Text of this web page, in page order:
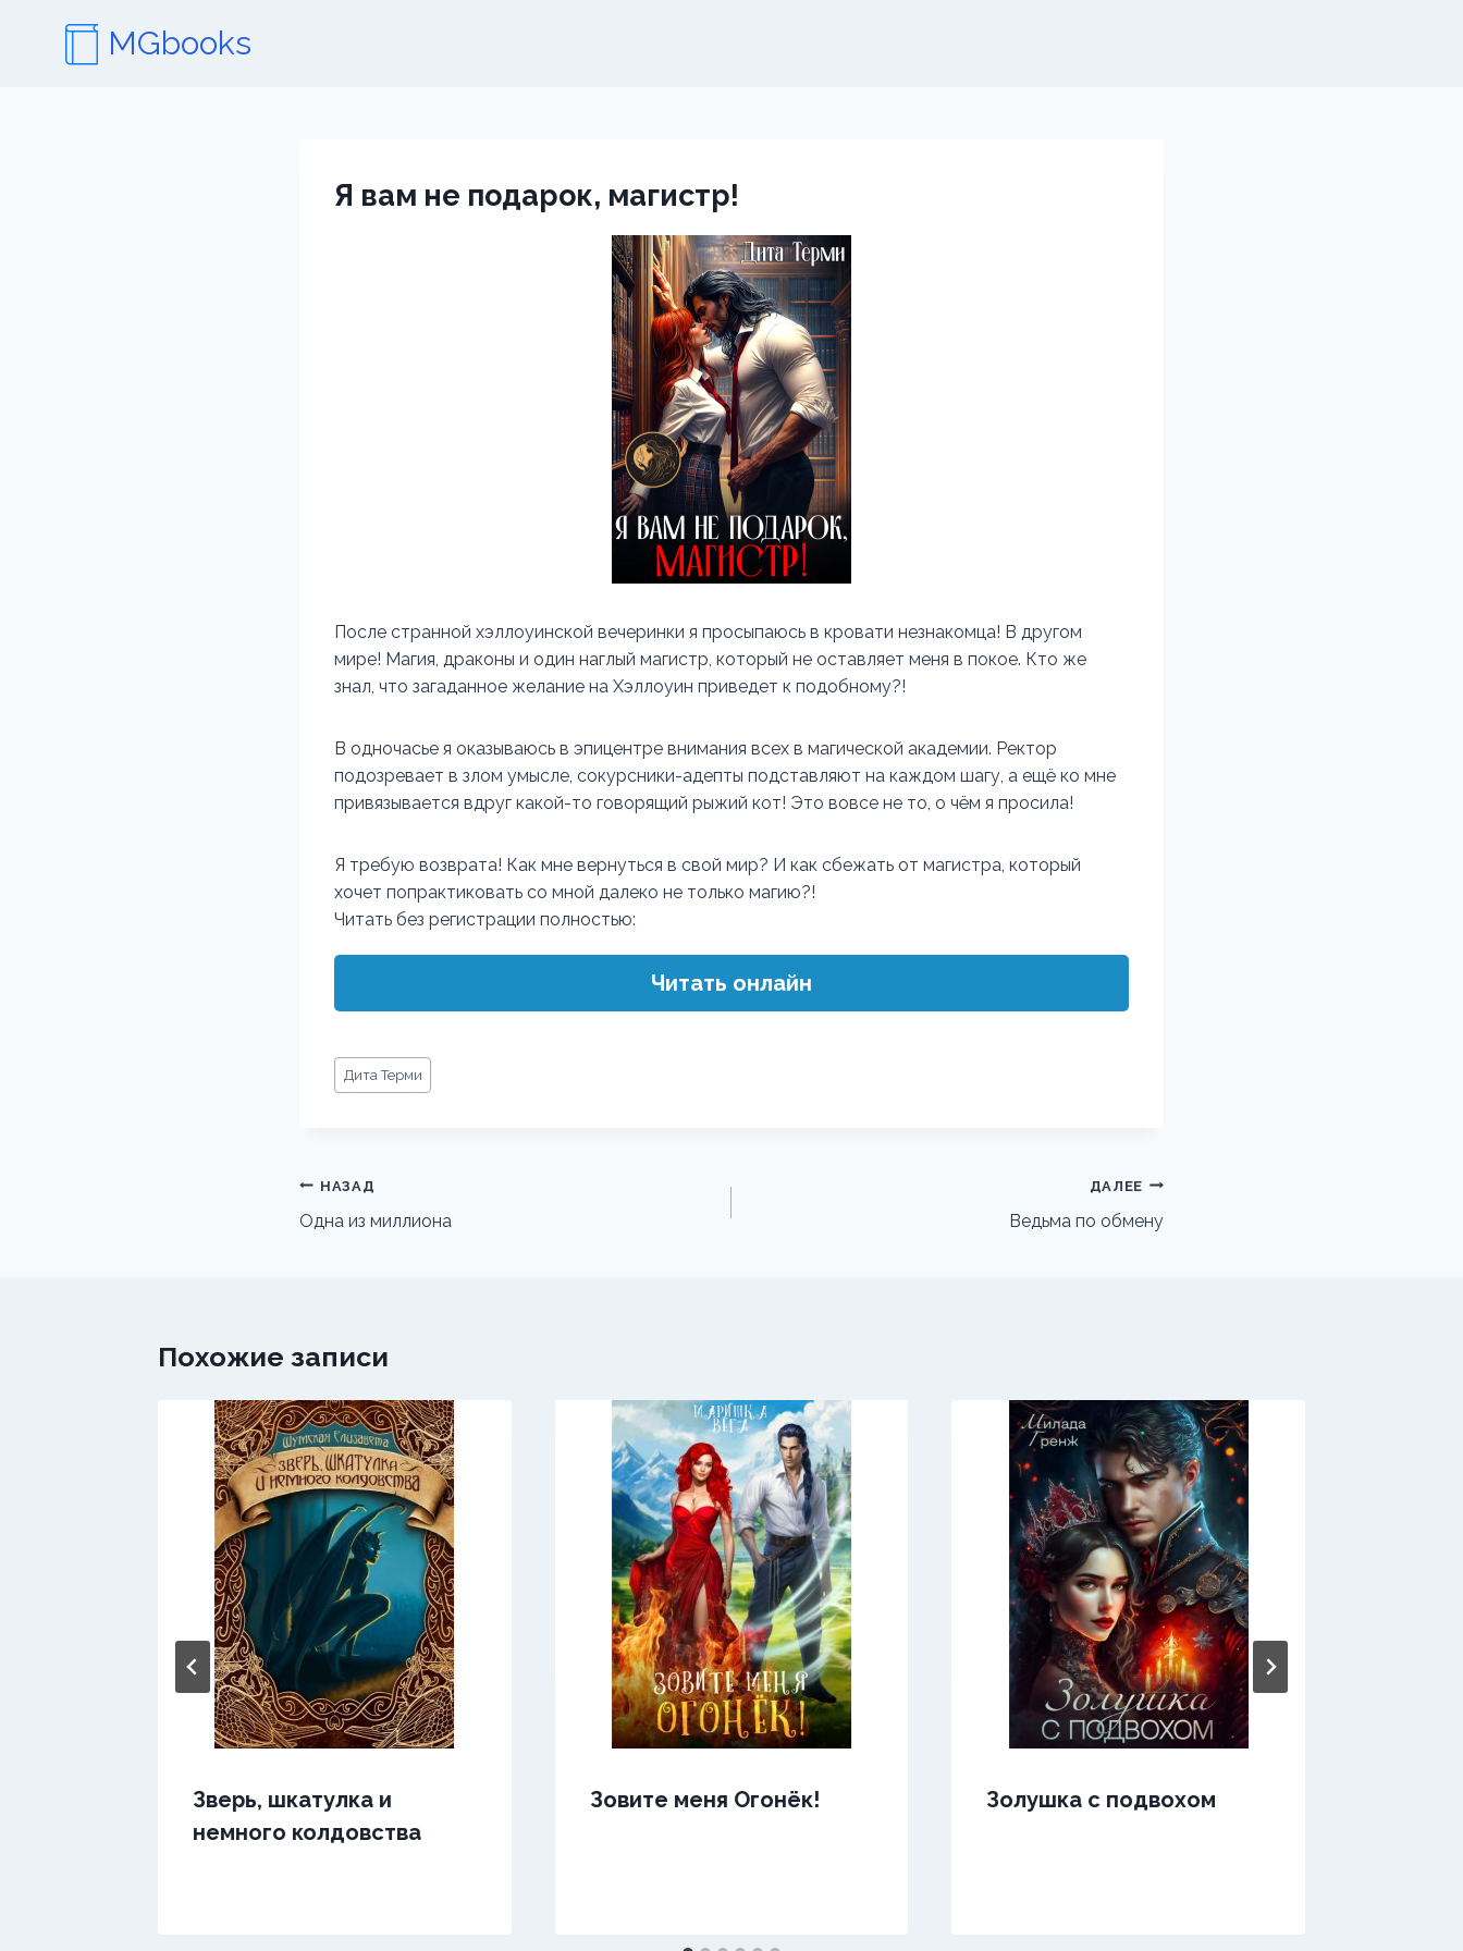
содержимому
MGbooks
Я вам не подарок, магистр!
После странной хэллоуинской вечеринки я просыпаюсь в кровати незнакомца! В другом
мире! Магия, драконы и один наглый магистр, который не оставляет меня в покое. Кто же
знал, что загаданное желание на Хэллоуин приведет к подобному?!
В одночасье я оказываюсь в эпицентре внимания всех в магической академии. Ректор
подозревает в злом умысле, сокурсники-адепты подставляют на каждом шагу, а ещё ко мне
привязывается вдруг какой-то говорящий рыжий кот! Это вовсе не то, о чём я просила!
Я требую возврата! Как мне вернуться в свой мир? И как сбежать от магистра, который
хочет попрактиковать со мной далеко не только магию?!
Читать без регистрации полностью:
Читать онлайн
Метки
записи:
Дита Терми
Навигация
по
НАЗАД
Одна из миллиона
ДАЛЕЕ
Ведьма по обмену
Похожие записи
Зверь, шкатулка и
немного колдовства
Зовите меня Огонёк! Золушка с подвохом